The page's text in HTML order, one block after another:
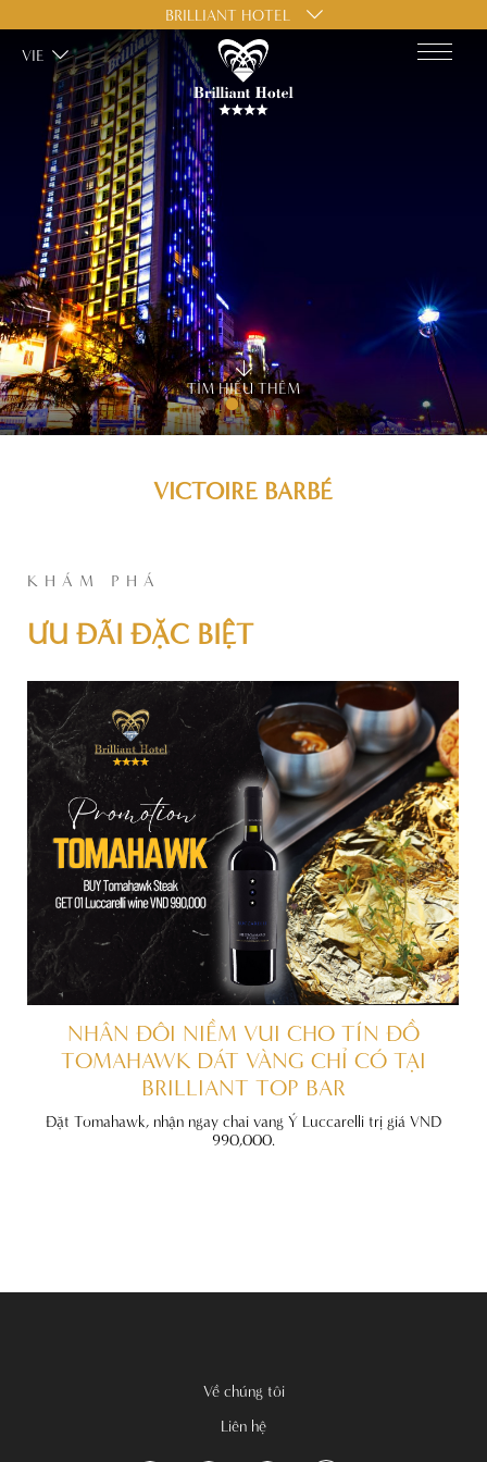
TÌM HIỂU THÊM
VIE
BRILLIANT HOTEL
VICTOIRE BARBÉ
KHÁM PHÁ
ƯU ĐÃI ĐẶC BIỆT
NHÂN ĐÔI NIỀM VUI CHO TÍN ĐỒ
TOMAHAWK DÁT VÀNG CHỈ CÓ TẠI
BRILLIANT TOP BAR
Đặt Tomahawk, nhận ngay chai vang Ý Luccarelli trị giá VND
990,000.
Về chúng tôi
Liên hệ